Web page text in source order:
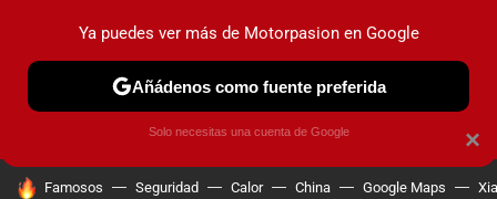
PRUEBAS COCHES ELÉCTRICOS OBSERVATORIO
HOY SE HABLA DE
Famosos Seguridad Calor China Google Maps
×
Ya puedes ver más de Motorpasion en Google
Añádenos como fuente preferida
Solo necesitas una cuenta de Google